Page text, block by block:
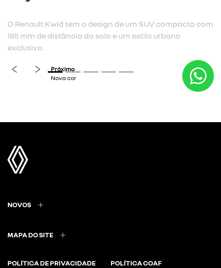
de um SUV compacto com
e um estilo urbano
NOVOS
MAPA DO SITE
POLÍTICA DE PRIVACIDADE POLÍTICA COAF